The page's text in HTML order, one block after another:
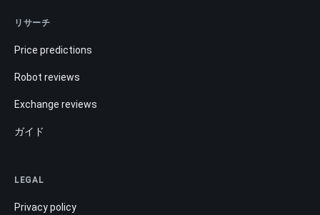
リサーチ
Price predictions
Robot reviews
Exchange reviews
ガイド
LEGAL
Privacy policy